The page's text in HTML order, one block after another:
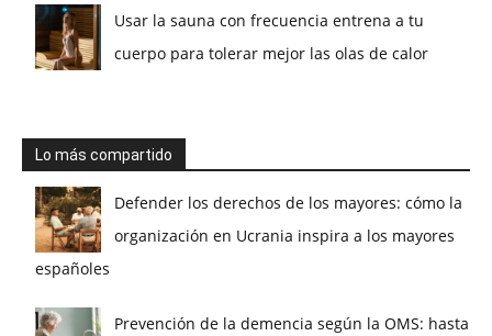
Usar la sauna con frecuencia entrena a tu
cuerpo para tolerar mejor las olas de calor
Lo más compartido
Defender los derechos de los mayores: cómo la
organización en Ucrania inspira a los mayores
españoles
Prevención de la demencia según la OMS: hasta